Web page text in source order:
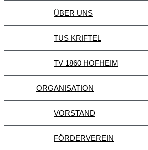
ÜBER UNS
TUS KRIFTEL
TV 1860 HOFHEIM
ORGANISATION
VORSTAND
FÖRDERVEREIN